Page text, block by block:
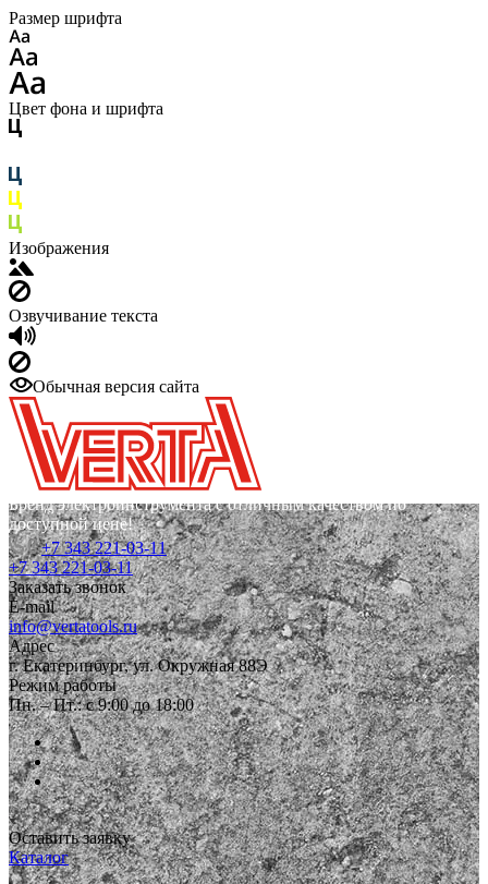
Размер шрифта
Цвет фона и шрифта
Изображения
Озвучивание текста
Обычная версия сайта
Бренд электроинструмента с отличным качеством по
доступной цене!
+7 343 221-03-11
+7 343 221-03-11
Заказать звонок
E-mail
info@vertatools.ru
Адрес
г. Екатеринбург, ул. Окружная 88Э
Режим работы
Пн. – Пт.: с 9:00 до 18:00
Оставить заявку
Каталог